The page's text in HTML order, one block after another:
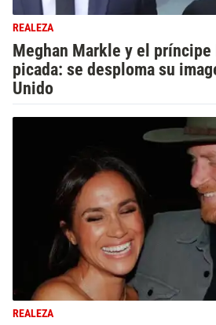
REALEZA
Meghan Markle y el príncipe
picada: se desploma su
Unido
REALEZA